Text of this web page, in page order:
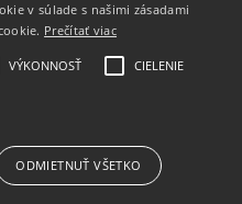
v súlade s našimi zásadami
Prečítať viac
VÝKONNOSŤ CIELENIE
ODMIETNUŤ VŠETKO